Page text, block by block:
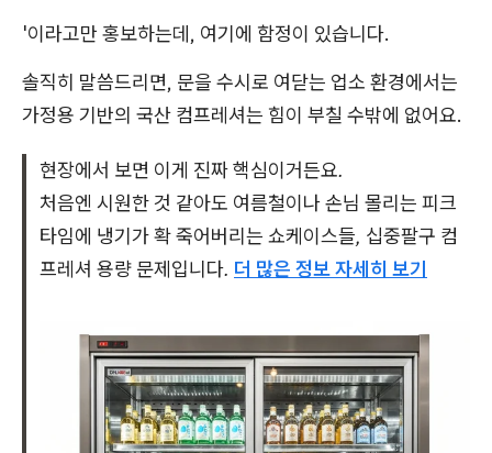
'이라고만 홍보하는데, 여기에 함정이 있습니다.
솔직히 말씀드리면, 문을 수시로 여닫는 업소 환경에서는
가정용 기반의 국산 컴프레셔는 힘이 부칠 수밖에 없어요.
현장에서 보면 이게 진짜 핵심이거든요.
처음엔 시원한 것 같아도 여름철이나 손님 몰리는 피크
타임에 냉기가 확 죽어버리는 쇼케이스들, 십중팔구 컴
프레셔 용량 문제입니다. 더 많은 정보 자세히 보기